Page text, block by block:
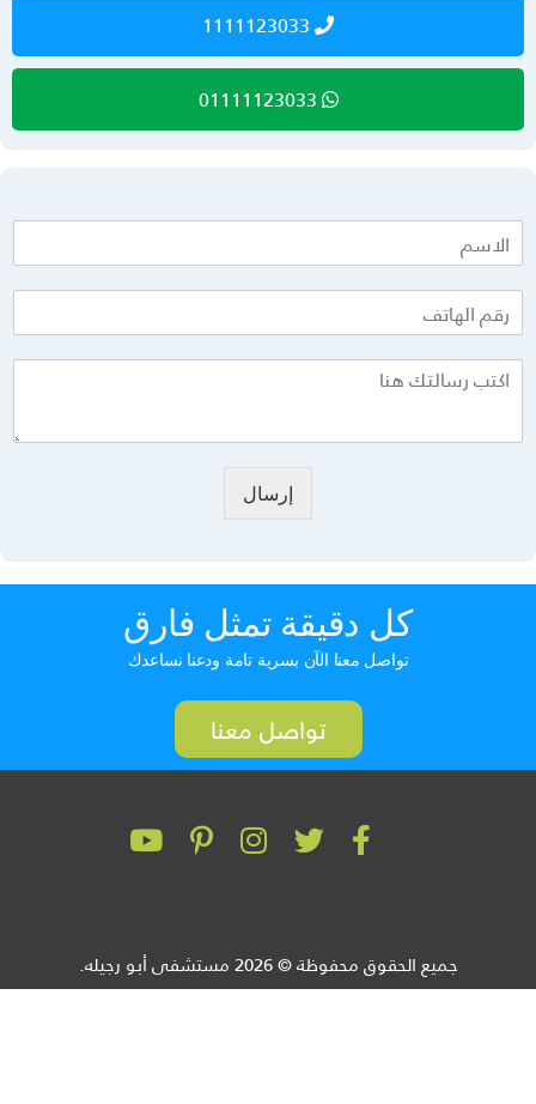
1111123033
01111123033
إرسال
كل دقيقة تمثل فارق
تواصل معنا الآن بسرية تامة ودعنا نساعدك
تواصل معنا
جميع الحقوق محفوظة © 2026 مستشفى أبو رجيله.